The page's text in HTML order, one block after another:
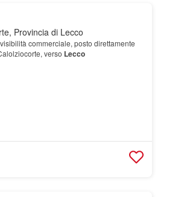
Provincia di Lecco
commerciale, posto direttamente
verso Lecco